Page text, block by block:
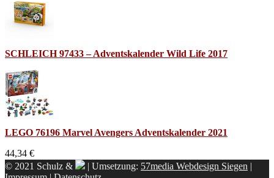
SCHLEICH 97433 – Adventskalender Wild Life 2017
LEGO 76196 Marvel Avengers Adventskalender 2021
44,34 €
© 2021 Schulz &
| Umsetzung: 57media Webdesign Siegen |